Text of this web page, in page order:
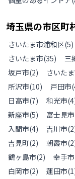
埼玉県の市区町
さいたま市浦和区(5)
さいたま市(35) 三
坂戸市(2) さいた
所沢市(10) 戸田市(
日高市(7) 和光市(4
新座市(5) 富士見市
入間市(4) 吉川市(2
吉見町(2) 朝霞市(2
鶴ヶ島市(2) 幸手市
白岡市(2) 蓮田市(1